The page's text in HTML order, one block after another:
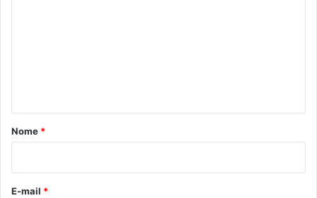
r
*
Nome *
E-mail *